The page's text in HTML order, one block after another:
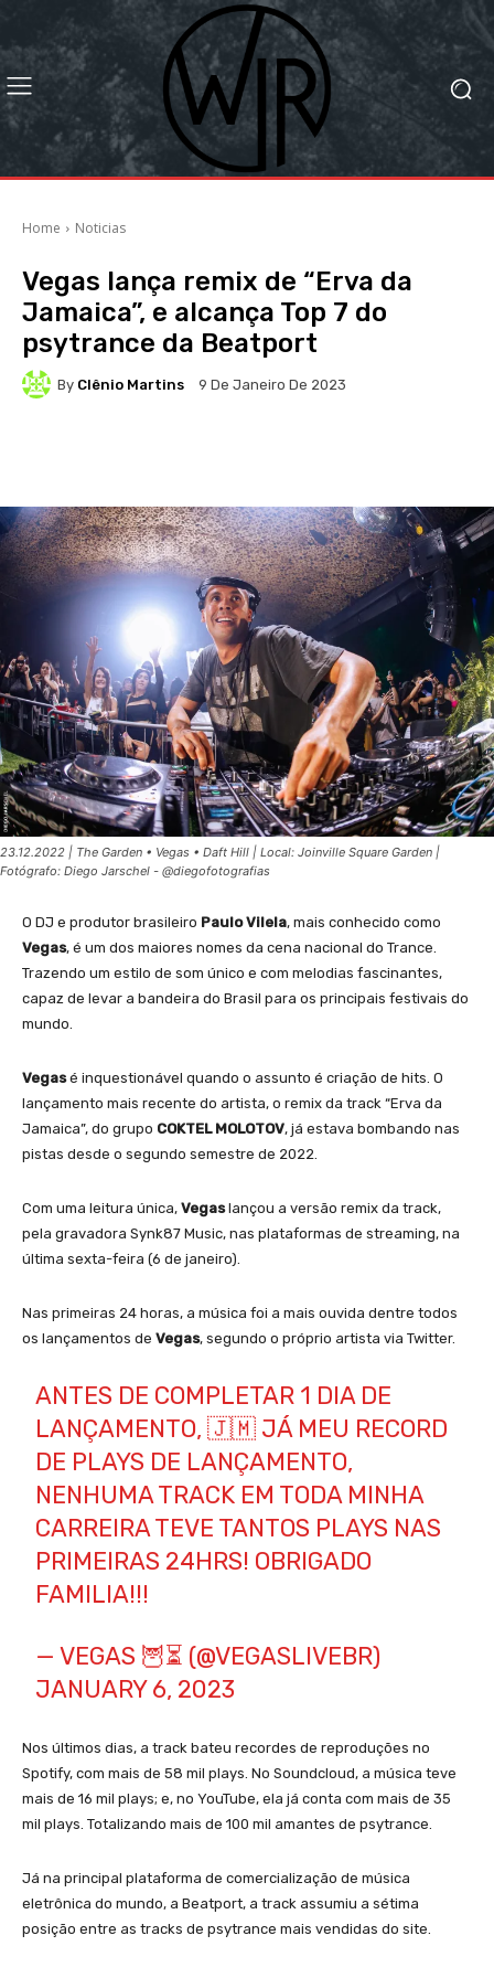
Home Noticias
Vegas lança remix de “Erva da
Jamaica”, e alcança Top 7 do
psytrance da Beatport
By Clênio Martins 9 De Janeiro De 2023
23.12.2022 | The Garden • Vegas • Daft Hill | Local: Joinville Square Garden |
Fotógrafo: Diego Jarschel - @diegofotografias
O DJ e produtor brasileiro Paulo Vilela, mais conhecido como
Vegas, é um dos maiores nomes da cena nacional do Trance.
Trazendo um estilo de som único e com melodias fascinantes,
capaz de levar a bandeira do Brasil para os principais festivais do
mundo.
Vegasé inquestionável quando o assunto é criação de hits. O
lançamento mais recente do artista, o remix da track “Erva da
Jamaica”, do grupo COKTEL MOLOTOV, já estava bombando nas
pistas desde o segundo semestre de 2022.
Com uma leitura única, Vegaslançou a versão remix da track,
pela gravadora Synk87 Music, nas plataformas de streaming, na
última sexta-feira (6 de janeiro).
Nas primeiras 24 horas, a música foi a mais ouvida dentre todos
os lançamentos de Vegas, segundo o próprio artista via Twitter.
ANTES DE COMPLETAR 1 DIA DE
LANÇAMENTO, 🇯🇲 JÁ MEU RECORD
DE PLAYS DE LANÇAMENTO,
NENHUMA TRACK EM TODA MINHA
CARREIRA TEVE TANTOS PLAYS NAS
PRIMEIRAS 24HRS! OBRIGADO
FAMILIA!!!
— VEGAS 🦉⏳ (@VEGASLIVEBR)
JANUARY 6, 2023
Nos últimos dias, a track bateu recordes de reproduções no
Spotify, com mais de 58 mil plays. No Soundcloud, a música teve
mais de 16 mil plays; e, no YouTube, ela já conta com mais de 35
mil plays. Totalizando mais de 100 mil amantes de psytrance.
Já na principal plataforma de comercialização de música
eletrônica do mundo, a Beatport, a track assumiu a sétima
posição entre as tracks de psytrance mais vendidas do site.